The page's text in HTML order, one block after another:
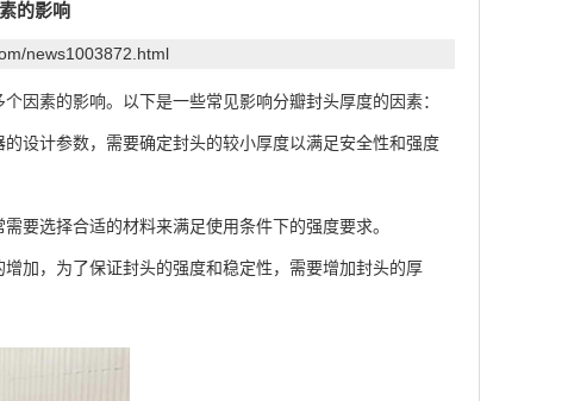
的影响
news1003872.html
因素的影响。以下是一些常见影响分瓣封头厚度的因素：
设计参数，需要确定封头的较小厚度以满足安全性和强度
选择合适的材料来满足使用条件下的强度要求。
加，为了保证封头的强度和稳定性，需要增加封头的厚